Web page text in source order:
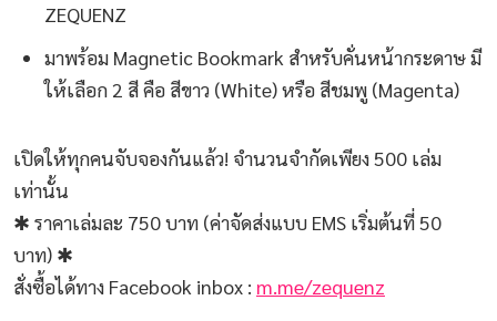
ZEQUENZ
มาพร้อม Magnetic Bookmark สำหรับคั่นหน้ากระดาษ มี
ให้เลือก 2 สี คือ สีขาว (White) หรือ สีชมพู (Magenta)
เปิดให้ทุกคนจับจองกันแล้ว! จำนวนจำกัดเพียง 500 เล่ม
เท่านั้น
✱ ราคาเล่มละ 750 บาท (ค่าจัดส่งแบบ EMS เริ่มต้นที่ 50
บาท) ✱
สั่งซื้อได้ทาง Facebook inbox : m.me/zequenz